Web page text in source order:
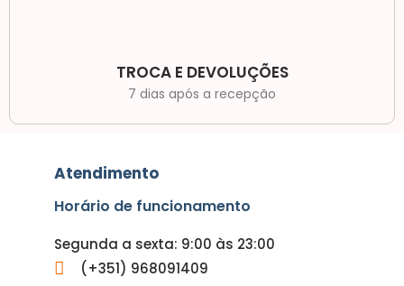
TROCA E DEVOLUÇÕES
7 dias após a recepção
Atendimento
Horário de funcionamento
Segunda a sexta: 9:00 às 23:00
(+351) 968091409